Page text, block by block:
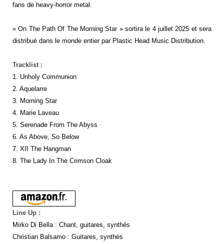
fans de heavy-horror metal.
« On The Path Of The Morning Star » sortira le 4 juillet 2025 et sera
distribué dans le monde entier par Plastic Head Music Distribution.
Tracklist :
1. Unholy Communion
2. Aquelarre
3. Morning Star
4. Marie Laveau
5. Serenade From The Abyss
6. As Above, So Below
7. XII The Hangman
8. The Lady In The Crimson Cloak
Line Up :
Mirko Di Bella : Chant, guitares, synthés
Christian Balsamo : Guitares, synthés